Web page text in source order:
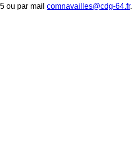
ou par mail comnavailles@cdg-64.fr.